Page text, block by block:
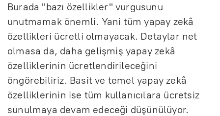
Burada "bazı özellikler" vurgusunu
unutmamak önemli. Yani tüm yapay zekâ
özellikleri ücretli olmayacak. Detaylar net
olmasa da, daha gelişmiş yapay zekâ
özelliklerinin ücretlendirileceğini
öngörebiliriz. Basit ve temel yapay zekâ
özelliklerinin ise tüm kullanıcılara ücretsiz
sunulmaya devam edeceği düşünülüyor.